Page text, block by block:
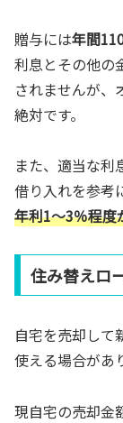
贈与には年間
利息とその他の
されませんが、
絶対です。
また、適当な利
借り入れを参考
年利1～3％程度
住み替えロ
自宅を売却して
使える場合があ
現自宅の売却金